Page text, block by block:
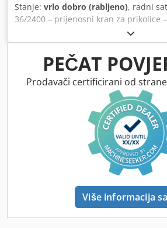
Stanje: vrlo dobro (rabljeno), radni
36/2400 – prijenosni kran za prikolice
2017. – samo 840 radnih sati – PK 250
manevriranje. Na prodaju je Böcker
prijenosni kran za prikolice,
dobrom stanju, s minimalnim
tehnički besprijekoran. Podaci i
proizvodnje: 2017. Codpfx
radnih sati * Honda benzinski motor *
manevriranje * Radna platforma PK
Nova sajla * Važeći certifikat UVV *
Odmah spreman za upotrebu Kran je
i uvijek je pažljivo održavan.
radnih sati, novim gumama i
odmah je spreman za upotrebu.
krovopokrivače, stolarije, proizvođače
solarnih panela i mnoga druga
125.000 € neto, po dogovoru, plus
PEČAT
Prodavači certificirani od
Više informacija